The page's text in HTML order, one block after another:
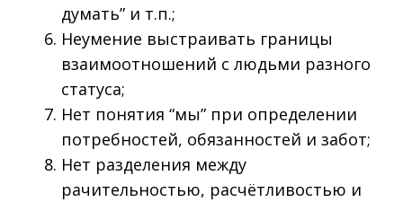
думать” и т.п.;
Неумение выстраивать границы
взаимоотношений с людьми разного
статуса;
Нет понятия “мы” при определении
потребностей, обязанностей и забот;
Нет разделения между
рачительностью, расчётливостью и